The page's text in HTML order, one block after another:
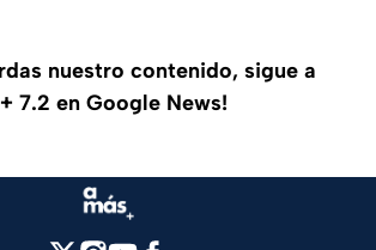
nuestro contenido, sigue a
7.2 en Google News!